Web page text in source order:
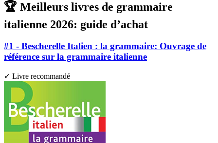
🏆 Meilleurs livres de grammaire
italienne 2026: guide d’achat
#1 - Bescherelle Italien : la grammaire: Ouvrage de
référence sur la grammaire italienne
✓ Livre recommandé